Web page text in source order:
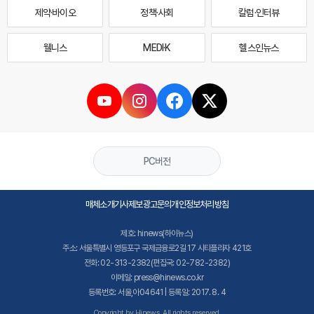
제약·바이오 정책·사회 칼럼·인터뷰
웰니스 MEDI·K 헬스인뉴스
PC버전
매체소개기사제보광고문의개인정보처리방침
제호: hinews(하이뉴스)
주소: 서울특별시 영등포구 국제금융로2길 17 시티플라자 421호
전화: 02-313-2382(편집국: 02-782-2382)
이메일: press@hinews.co.kr
등록번호: 서울,아04641 | 등록일: 2017. 8. 4